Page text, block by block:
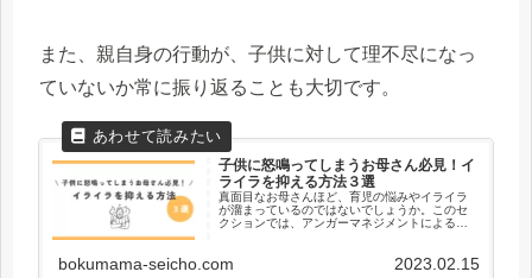
また、親自身の行動が、子供に対して理不尽になっ
ていないか常に振り返ることも大切です。
子供に怒鳴ってしまうお母さん必見！イ
ライラを抑える方法３選
真面目なお母さんほど、育児の悩みやイライラ
が溜まっているのではないでしょうか。このセ
クションでは、アンガーマネジメントによるイ
ています。三兄弟・双子ママの”親と子が成長す
bokumama-seicho.com 2023.02.15